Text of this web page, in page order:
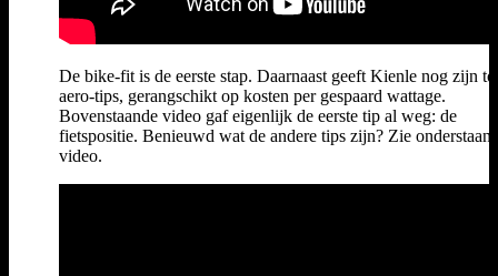
De bike-fit is de eerste stap. Daarnaast geeft Kienle nog zijn
aero-tips, gerangschikt op kosten per gespaard wattage.
Bovenstaande video gaf eigenlijk de eerste tip al weg: de
fietspositie. Benieuwd wat de andere tips zijn? Zie
video.